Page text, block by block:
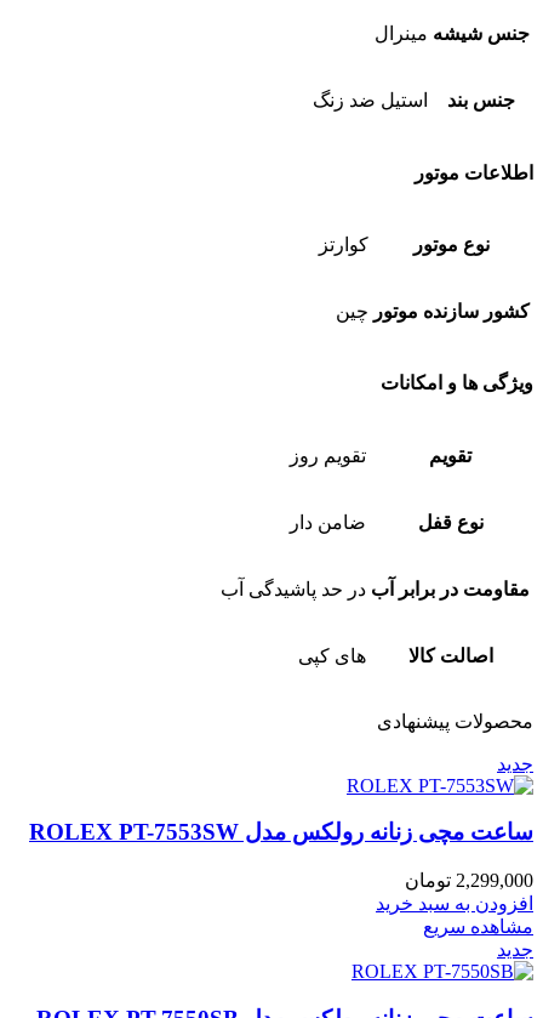
جنس شیشه مینرال
جنس بند استیل ضد زنگ
اطلاعات موتور
نوع موتور کوارتز
کشور سازنده موتور چین
ویژگی ها و امکانات
تقویم تقویم روز
نوع قفل ضامن دار
مقاومت در برابر آب در حد پاشیدگی آب
اصالت کالا های کپی
محصولات پیشنهادی
جدید
ساعت مچی زنانه رولکس مدل ROLEX PT-7553SW
2,299,000 تومان
افزودن به سبد خرید
مشاهده سریع
جدید